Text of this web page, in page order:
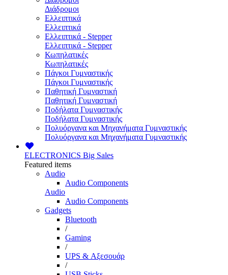
Διάδρομοι
Ελλειπτικά
Ελλειπτικά
Ελλειπτικά - Stepper
Ελλειπτικά - Stepper
Κωπηλατικές
Κωπηλατικές
Πάγκοι Γυμναστικής
Πάγκοι Γυμναστικής
Παθητική Γυμναστική
Παθητική Γυμναστική
Ποδήλατα Γυμναστικής
Ποδήλατα Γυμναστικής
Πολυόργανα και Μηχανήματα Γυμναστικής
Πολυόργανα και Μηχανήματα Γυμναστικής
ELECTRONICS Big Sales
Featured items
Audio
Audio Components
Audio
Audio Components
Gadgets
Bluetooth
/
Gaming
/
UPS & Αξεσουάρ
/